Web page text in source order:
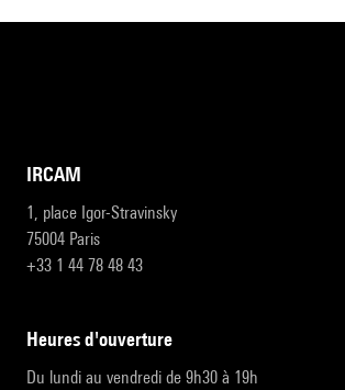
IRCAM
1, place Igor-Stravinsky
75004 Paris
+33 1 44 78 48 43
heures d'ouverture
Du lundi au vendredi de 9h30 à 19h